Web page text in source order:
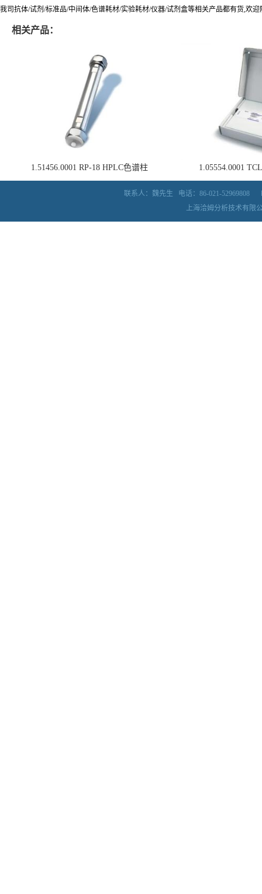
我司抗体/试剂/标准品/中间体/色谱耗材/实验耗材/仪器/试剂盒等相关产品都有货,欢
相关产品：
1.51456.0001 RP-18 HPLC色谱柱 1.05554.0001
联系人：魏先生 电话：86-021-52969808
上海洽姆分析技术有限